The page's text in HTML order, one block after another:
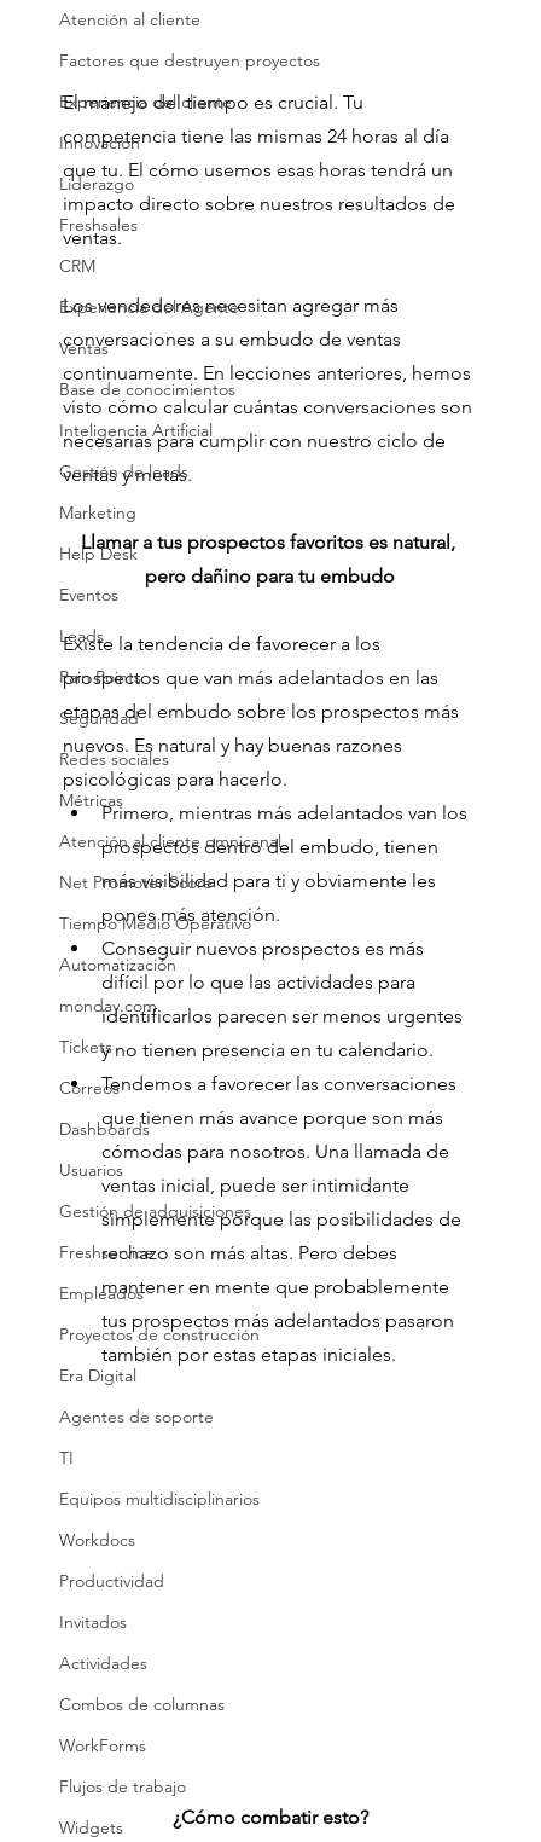
Atención al cliente
Factores que destruyen proyectos
Experiencia del cliente
Innovación
Liderazgo
Freshsales
CRM
Experiencia del Agente
Ventas
Base de conocimientos
Inteligencia Artificial
Gestión de leads
Marketing
Help Desk
Eventos
Leads
Pain Points
Seguridad
Redes sociales
Métricas
Atención al cliente omnicanal
Net Promoter Score
Tiempo Medio Operativo
Automatización
monday.com
Tickets
Correos
Dashboards
Usuarios
Gestión de adquisiciones
Freshservice
Empleados
Proyectos de construcción
Era Digital
Agentes de soporte
TI
Equipos multidisciplinarios
Workdocs
Productividad
Invitados
Actividades
Combos de columnas
WorkForms
Flujos de trabajo
Widgets
El manejo del tiempo es crucial. Tu
competencia tiene las mismas 24 horas al día
que tu. El cómo usemos esas horas tendrá un
impacto directo sobre nuestros resultados de
ventas.
Los vendedores necesitan agregar más
conversaciones a su embudo de ventas
continuamente. En lecciones anteriores, hemos
visto cómo calcular cuántas conversaciones son
necesarias para cumplir con nuestro ciclo de
ventas y metas.
Llamar a tus prospectos favoritos es natural,
pero dañino para tu embudo
Existe la tendencia de favorecer a los
prospectos que van más adelantados en las
etapas del embudo sobre los prospectos más
nuevos. Es natural y hay buenas razones
psicológicas para hacerlo.
Primero, mientras más adelantados van los
prospectos dentro del embudo, tienen
más visibilidad para ti y obviamente les
pones más atención.
Conseguir nuevos prospectos es más
difícil por lo que las actividades para
identificarlos parecen ser menos urgentes
y no tienen presencia en tu calendario.
Tendemos a favorecer las conversaciones
que tienen más avance porque son más
cómodas para nosotros. Una llamada de
ventas inicial, puede ser intimidante
simplemente porque las posibilidades de
rechazo son más altas. Pero debes
mantener en mente que probablemente
tus prospectos más adelantados pasaron
también por estas etapas iniciales.
¿Cómo combatir esto?